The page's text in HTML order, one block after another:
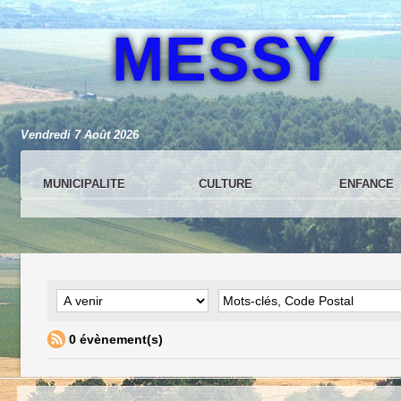
MESSY
Vendredi 7 Août 2026
MUNICIPALITE CULTURE ENFANCE
0 évènement(s)